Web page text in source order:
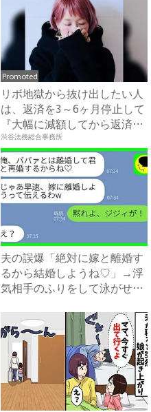
Promoted
リボ地獄から抜け出したい人
は、返済を3～6ヶ月停止して
『大幅に減額してから返済
す...
渋谷法務総合事務所
夫の誤爆「絶対に嫁と離婚す
るから結婚しようね♡」→浮
気相手のふりをして泳がせて